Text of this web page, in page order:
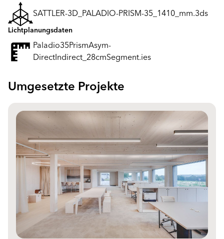
SATTLER-3D_PALADIO-PRISM-35_1410_mm.3ds
Lichtplanungsdaten
Paladio35PrismAsym-
DirectIndirect_28cmSegment.ies
Umgesetzte Projekte